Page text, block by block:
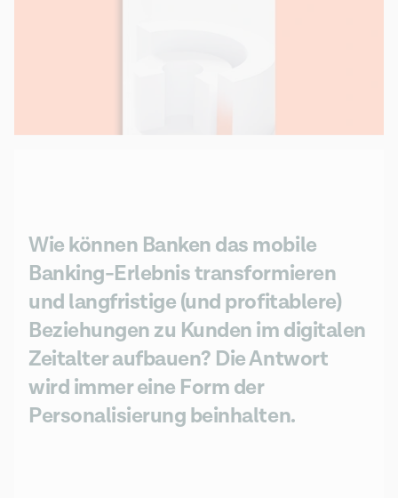
Wie können Banken das mobile
Banking-Erlebnis transformieren
und langfristige (und profitablere)
Beziehungen zu Kunden im digitalen
Zeitalter aufbauen? Die Antwort
wird immer eine Form der
Personalisierung beinhalten.